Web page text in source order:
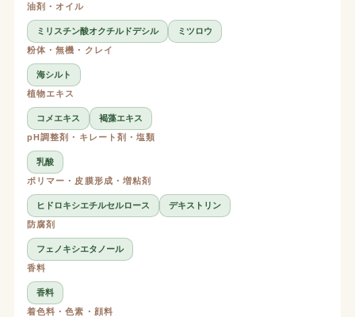
油剤・オイル
ミリスチン酸オクチルドデシル
ミツロウ
粉体・無機・クレイ
海シルト
植物エキス
コメエキス
褐藻エキス
pH調整剤・キレート剤・塩類
乳酸
ポリマー・皮膜形成・増粘剤
ヒドロキシエチルセルロース
デキストリン
防腐剤
フェノキシエタノール
香料
香料
着色料・色素・顔料